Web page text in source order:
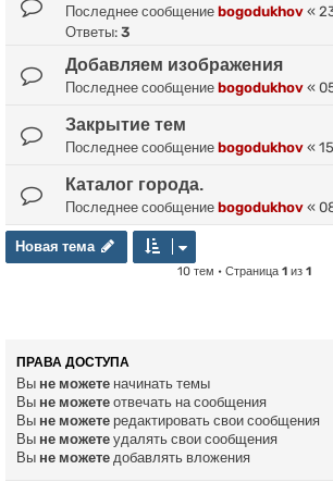
Последнее сообщение bogodukhov «
Ответы: 3
Добавляем изображения
Последнее сообщение bogodukhov «
Закрытие тем
Последнее сообщение bogodukhov «
Каталог города.
Последнее сообщение bogodukhov «
Новая тема
Новая тема
10 тем • Страница 1из 1
ПРАВА ДОСТУПА
Вы не можете начинать темы
Вы не можете отвечать на сообщения
Вы не можете редактировать свои сообщения
Вы не можете удалять свои сообщения
Вы не можете добавлять вложения